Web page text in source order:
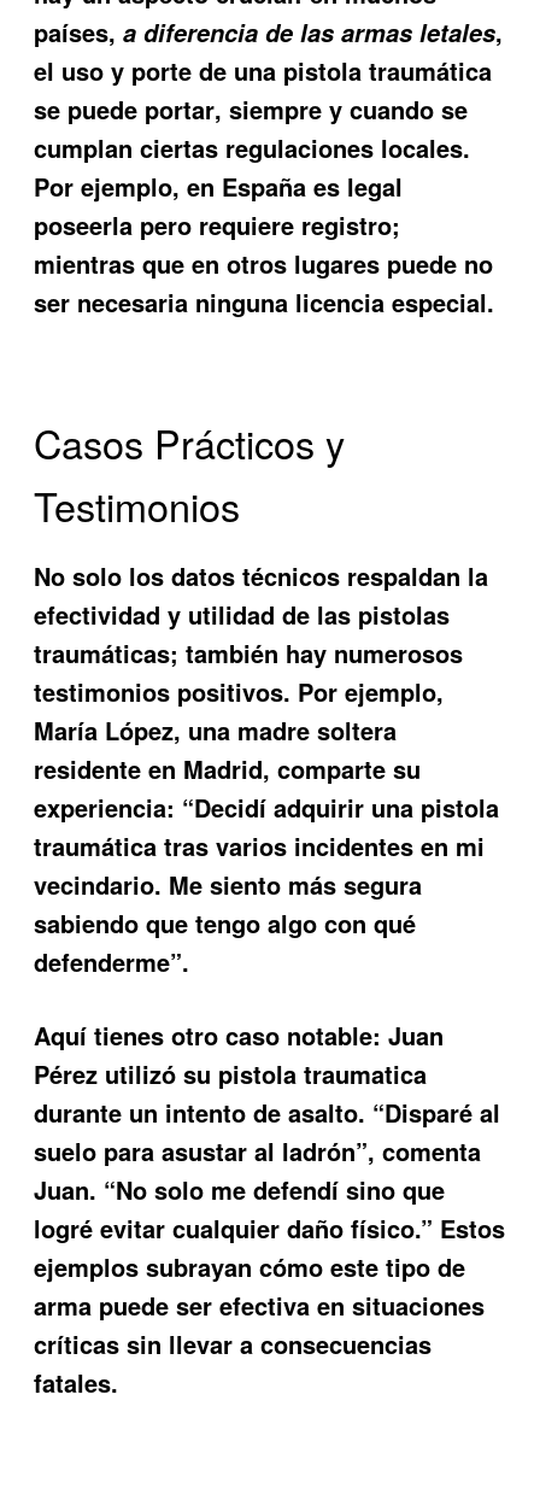
países,a diferencia de las armas letales,
el uso y porte de una pistola traumática
se puede portar, siempre y cuando se
cumplan ciertas regulaciones locales.
Por ejemplo, en España es legal
poseerla pero requiere registro;
mientras que en otros lugares puede no
ser necesaria ninguna licencia especial.
Casos Prácticos y
Testimonios
No solo los datos técnicos respaldan la
efectividad y utilidad de las pistolas
traumáticas; también hay numerosos
testimonios positivos. Por ejemplo,
María López, una madre soltera
residente en Madrid, comparte su
experiencia: “Decidí adquirir una pistola
traumática tras varios incidentes en mi
vecindario. Me siento más segura
sabiendo que tengo algo con qué
defenderme”.
Aquí tienes otro caso notable: Juan
Pérez utilizó su pistola traumatica
durante un intento de asalto. “Disparé al
suelo para asustar al ladrón”, comenta
Juan. “No solo me defendí sino que
logré evitar cualquier daño físico.” Estos
ejemplos subrayan cómo este tipo de
arma puede ser efectiva en situaciones
críticas sin llevar a consecuencias
fatales.